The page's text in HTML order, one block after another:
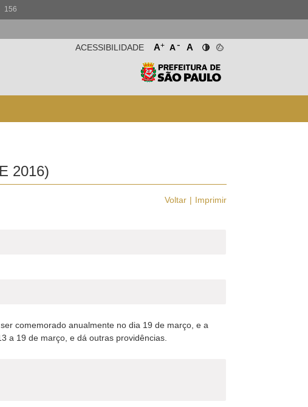
156
A+ A- A
ACESSIBILIDADE
2016)
Voltar Imprimir
comemorado anualmente no dia 19 de março, e a
a 19 de março, e dá outras providências.